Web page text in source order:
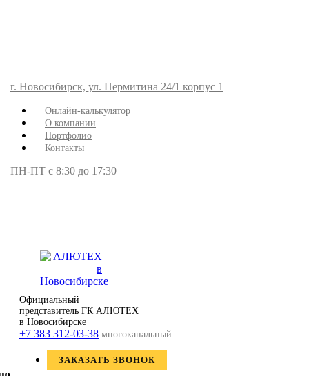
г. Новосибирск, ул. Пермитина 24/1 корпус 1
Онлайн-калькулятор
О компании
Портфолио
Контакты
ПН-ПТ с 8:30 до 17:30
Официальный
представитель ГК АЛЮТЕХ
в Новосибирске
+7 383 312-03-38 многоканальный
ЗАКАЗАТЬ ЗВОНОК